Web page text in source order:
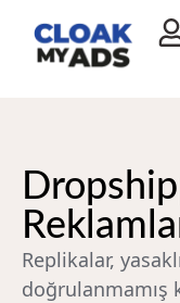
Replikalar,
doğrulanmamış